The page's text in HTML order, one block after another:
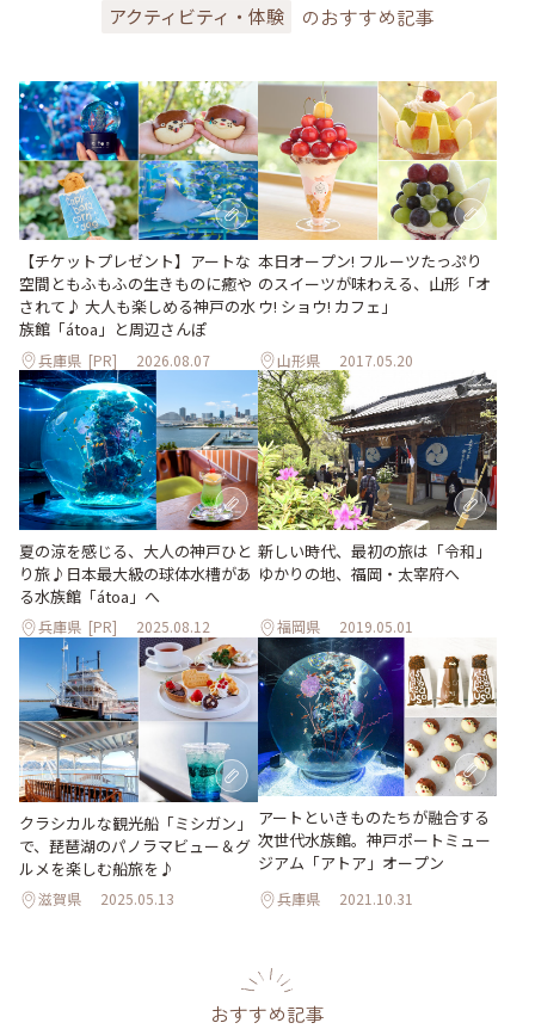
アクティビティ・体験 のおすすめ記事
【チケットプレゼント】アートな
空間ともふもふの生きものに癒や
されて♪ 大人も楽しめる神戸の水
族館「átoa」と周辺さんぽ
兵庫県 [PR] 2026.08.07
本日オープン! フルーツたっぷり
のスイーツが味わえる、山形「オ
ウ! ショウ! カフェ」
山形県 2017.05.20
夏の涼を感じる、大人の神戸ひと
り旅♪日本最大級の球体水槽があ
る水族館「átoa」へ
兵庫県 [PR] 2025.08.12
新しい時代、最初の旅は「令和」
ゆかりの地、福岡・太宰府へ
福岡県 2019.05.01
クラシカルな観光船「ミシガン」
で、琵琶湖のパノラマビュー＆グ
ルメを楽しむ船旅を♪
滋賀県 2025.05.13
アートといきものたちが融合する
次世代水族館。神戸ポートミュー
ジアム「アトア」オープン
兵庫県 2021.10.31
おすすめ記事